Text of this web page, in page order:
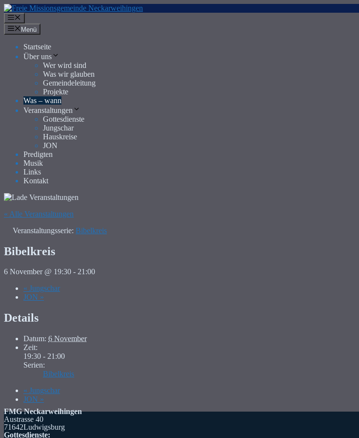
Zum
Inhalt
springen
Menü
Startseite
Über uns
Wer wird sind
Was wir glauben
Gemeindeleitung
Projekte
Was – wann
Veranstaltungen
Gottesdienste
Jungschar
Hauskreise
JON
Predigten
Musik
Links
Kontakt
« Alle Veranstaltungen
Veranstaltungsserie: Bibelkreis
Bibelkreis
6 November @ 19:30 - 21:00
« Jungschar
JON »
Details
Datum: 6 November
Zeit:
19:30 - 21:00
Serien:
Bibelkreis
« Jungschar
JON »
FMG Neckarweihingen
Austrasse 40
71642Ludwigsburg
Gottesdienste: